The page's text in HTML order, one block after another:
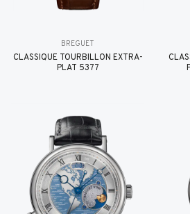
BREGUET
CLASSIQUE TOURBILLON EXTRA-
PLAT 5377